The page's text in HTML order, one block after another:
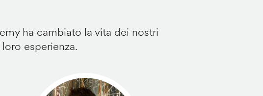
ha cambiato la vita dei nostri
esperienza.